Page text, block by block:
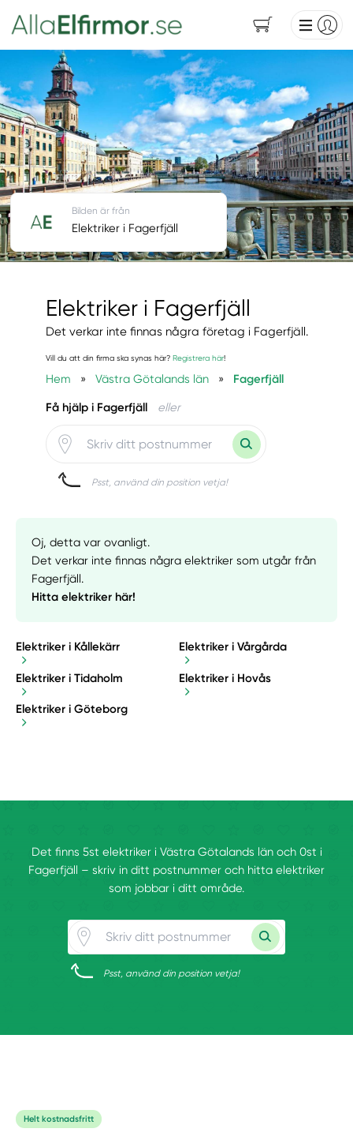
Elektriker i Fagerfjäll
Det verkar inte finnas några företag i Fagerfjäll.
Vill du att din firma ska synas här? Registrera här!
Hem » Västra Götalands län » Fagerfjäll
Få hjälp i Fagerfjäll eller
Psst, använd din position vetja!
Bilden är från
Elektriker i Fagerfjäll
Oj, detta var ovanligt.
Det verkar inte finnas några elektriker som utgår från
Fagerfjäll.
Hitta elektriker här!
Elektriker i Kållekärr Elektriker i Vårgårda
Elektriker i Tidaholm Elektriker i Hovås
Elektriker i Göteborg
Det finns 5st elektriker i Västra Götalands län och 0st i
Fagerfjäll – skriv in ditt postnummer och hitta elektriker
som jobbar i ditt område.
Psst, använd din position vetja!
Helt kostnadsfritt